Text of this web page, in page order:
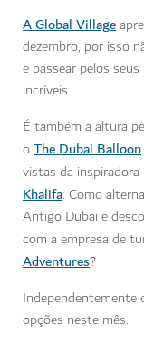
A Global Village
dezembro, por isso
e passear pelos
incríveis.
É também a altura
oThe Dubai Balloon
vistas da inspiradora
Khalifa. Como
Antigo Dubai e
com a empresa de
Adventures?
Independentemente
opções neste mês.